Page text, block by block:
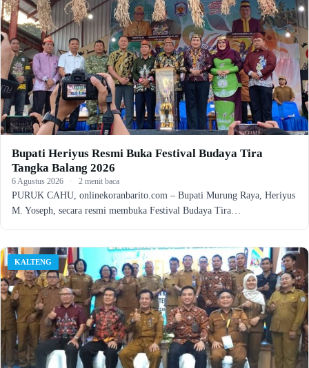
Bupati Heriyus Resmi Buka Festival Budaya Tira
Tangka Balang 2026
6 Agustus 2026 · 2 menit baca
PURUK CAHU, onlinekoranbarito.com – Bupati Murung Raya, Heriyus
M. Yoseph, secara resmi membuka Festival Budaya Tira…
KALTENG